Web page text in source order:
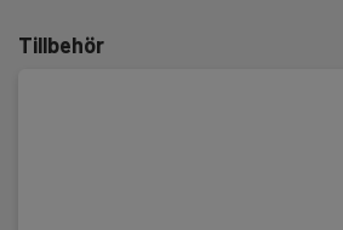
IEC/EN 60529,IEC/EN 61010-2-
Tillbehör